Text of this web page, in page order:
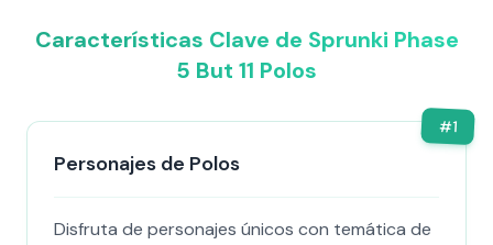
Características Clave de Sprunki Phase
5 But 11 Polos
#1
Personajes de Polos
Disfruta de personajes únicos con temática de